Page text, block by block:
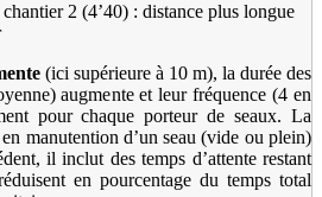
2 (4’40) : distance plus longue
(ici supérieure à 10 m), la durée des
augmente et leur fréquence (4 en
pour chaque porteur de seaux. La
manutention d’un seau (vide ou plein)
il inclut des temps d’attente restant
en pourcentage du temps total